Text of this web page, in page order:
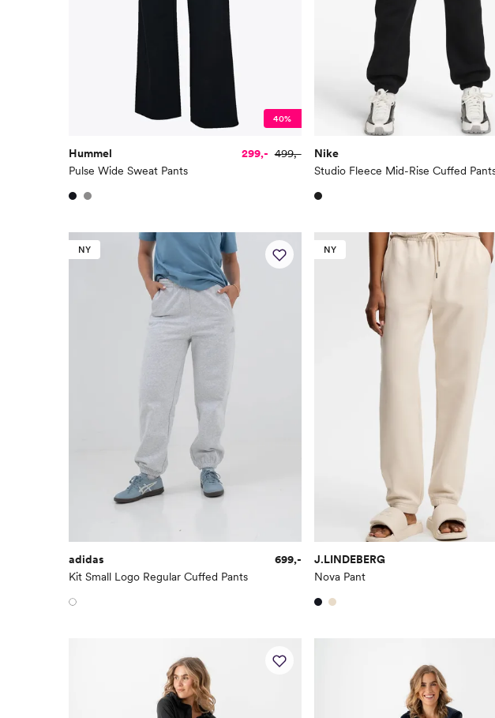
40%
Hummel
Pulse Wide Sweat Pants
299,- 499,-
Nike
Studio Fleece Mid-Rise Cuffed
NY
adidas
Kit Small Logo Regular Cuffed Pants
699,-
NY
J.LINDEBERG
Nova Pant